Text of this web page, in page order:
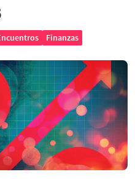
Finanzas